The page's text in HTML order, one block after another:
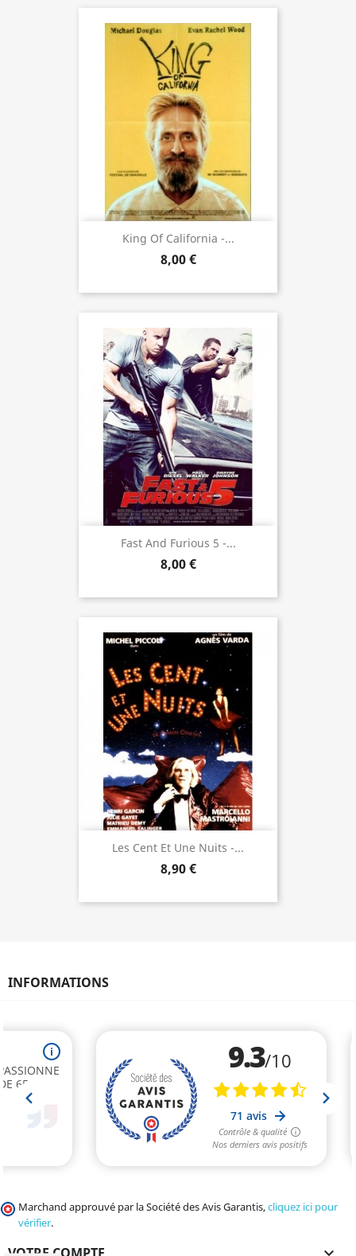
King Of California -...
8,00 €
Fast And Furious 5 -...
8,00 €
Les Cent Et Une Nuits -...
8,90 €
INFORMATIONS
Marchand approuvé par la Société des Avis Garantis,cliquez ici pour
vérifier.